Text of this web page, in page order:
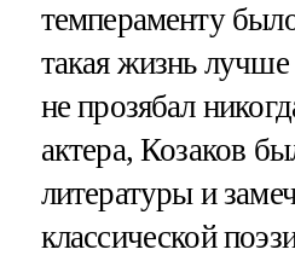
темпераменту
такая жизнь
не прозябал
актера, Козаков
литературы и
классической